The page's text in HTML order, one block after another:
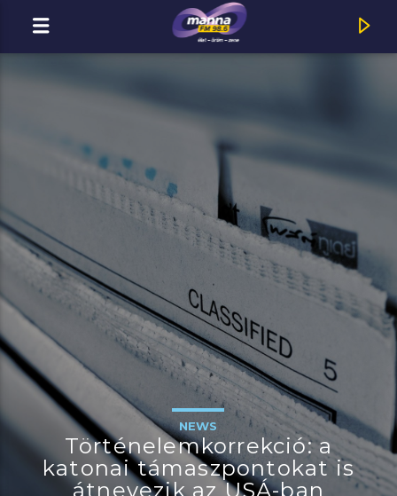
MOST ADÁSBAN
MannaFM
Geszti Péter : Ma ne Ma ne (feat. Ambrus Rita)
JELENLEGI MŰSOR
NEWS
Történelemkorrekció: a
katonai támaszpontokat is
átnevezik az USÁ-ban